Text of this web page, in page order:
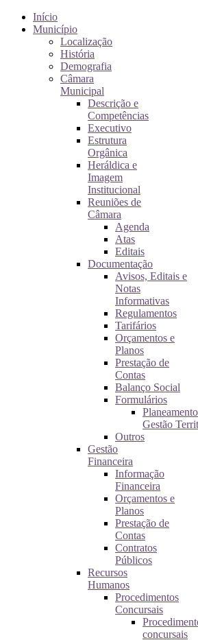
Início
Município
Localização
História
Demografia
Câmara
Municipal
Descrição e
Competências
Executivo
Estrutura
Orgânica
Heráldica e
Imagem
Institucional
Reuniões de
Câmara
Agenda
Atas
Editais
Documentação
Avisos, Editais e
Notas
Informativas
Regulamentos
Tarifários
Orçamentos e
Planos
Prestação de
Contas
Balanço Social
Formulários
Gestão
Outros
Gestão
Financeira
Informação
Financeira
Orçamentos e
Planos
Prestação de
Contas
Contratos
Públicos
Recursos
Humanos
Procedimentos
Concursais
concursais